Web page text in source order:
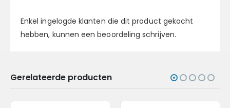
Enkel ingelogde klanten die dit product gekocht
hebben, kunnen een beoordeling schrijven.
Gerelateerde producten